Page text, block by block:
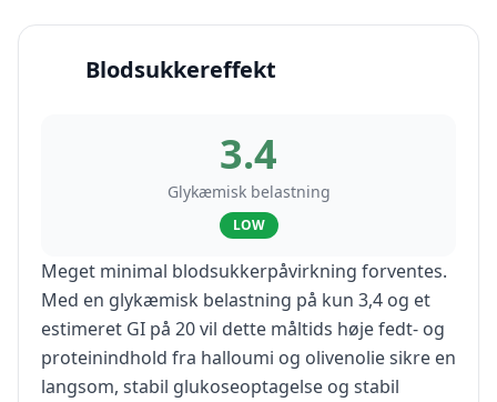
Blodsukkereffekt
3.4
Glykæmisk belastning
LOW
Meget minimal blodsukkerpåvirkning forventes.
Med en glykæmisk belastning på kun 3,4 og et
estimeret GI på 20 vil dette måltids høje fedt- og
proteinindhold fra halloumi og olivenolie sikre en
langsom, stabil glukoseoptagelse og stabil